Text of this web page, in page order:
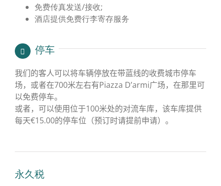
免费传真发送/接收;
酒店提供免费行李寄存服务
停车
我们的客人可以将车辆停放在带蓝线的收费城市停车
场，或者在700米左右有Piazza D’armi广场，在那里可
以免费停车。
或者，可以使用位于100米处的对流车库，该车库提供
每天€15.00的停车位（预订时请提前申请）。
永久税